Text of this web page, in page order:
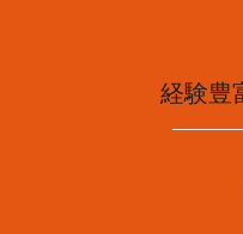
経験豊